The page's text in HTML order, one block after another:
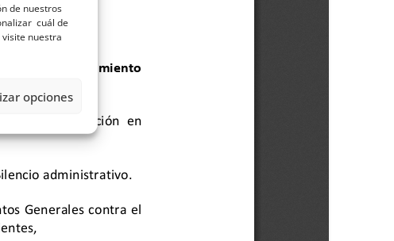
de nuestros
cuál de
nuestra
opciones